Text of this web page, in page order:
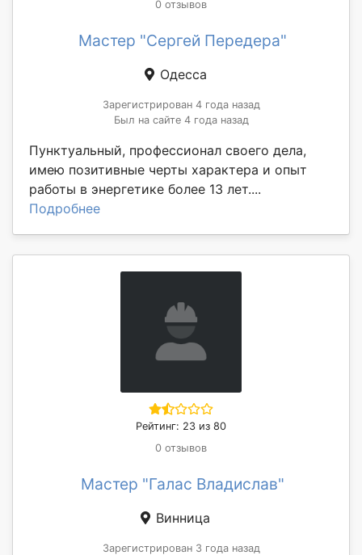
0 отзывов
Мастер "Сергей Передера"
Одесса
Зарегистрирован 4 года назад
Был на сайте 4 года назад
Пунктуальный, профессионал своего дела,
имею позитивные черты характера и опыт
работы в энергетике более 13 лет....
Подробнее
Рейтинг: 23 из 80
0 отзывов
Мастер "Галас Владислав"
Винница
Зарегистрирован 3 года назад